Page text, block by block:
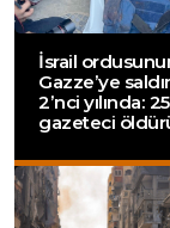
İsrail
Gazze’ye
2’nci yılında:
gazeteci